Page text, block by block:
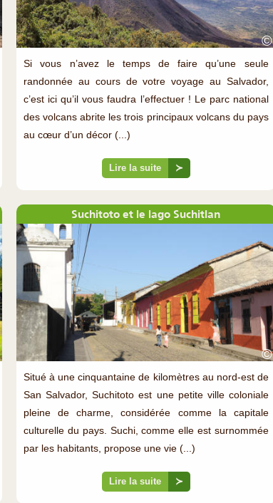
©
Si vous n’avez le temps de faire qu’une seule
randonnée au cours de votre voyage au Salvador,
c’est ici qu’il vous faudra l’effectuer ! Le parc national
des volcans abrite les trois principaux volcans du pays
au cœur d’un décor (...)
Lire la suite ≻
Suchitoto et le lago Suchitlan
©
Situé à une cinquantaine de kilomètres au nord-est de
San Salvador, Suchitoto est une petite ville coloniale
pleine de charme, considérée comme la capitale
culturelle du pays. Suchi, comme elle est surnommée
par les habitants, propose une vie (...)
Lire la suite ≻